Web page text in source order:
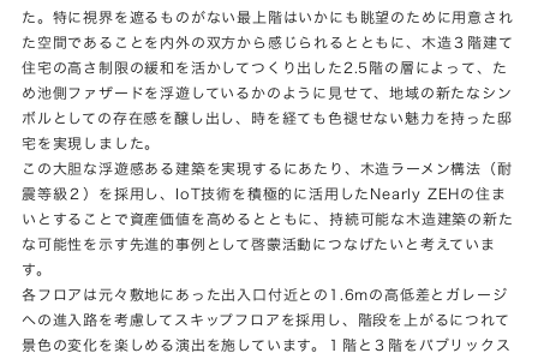
た。特に視界を遮るものがない最上階はいかにも眺望のために用意され
た空間であることを内外の双方から感じられるとともに、木造３階建て
住宅の高さ制限の緩和を活かしてつくり出した2.5階の層によって、た
め池側ファザードを浮遊しているかのように見せて、地域の新たなシン
ボルとしての存在感を醸し出し、時を経ても色褪せない魅力を持った邸
宅を実現しました。
この大胆な浮遊感ある建築を実現するにあたり、木造ラーメン構法（耐
震等級２）を採用し、IoT技術を積極的に活用したNearly ZEHの住ま
いとすることで資産価値を高めるとともに、持続可能な木造建築の新た
な可能性を示す先進的事例として啓蒙活動につなげたいと考えていま
す。
各フロアは元々敷地にあった出入口付近との1.6mの高低差とガレージ
への進入路を考慮してスキップフロアを採用し、階段を上がるにつれて
景色の変化を楽しめる演出を施しています。１階と３階をパブリックス